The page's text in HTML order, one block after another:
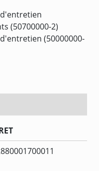
(50700000-2)
(50000000-